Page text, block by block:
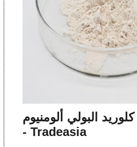
البولي ألومنيوم
- Tradeasia